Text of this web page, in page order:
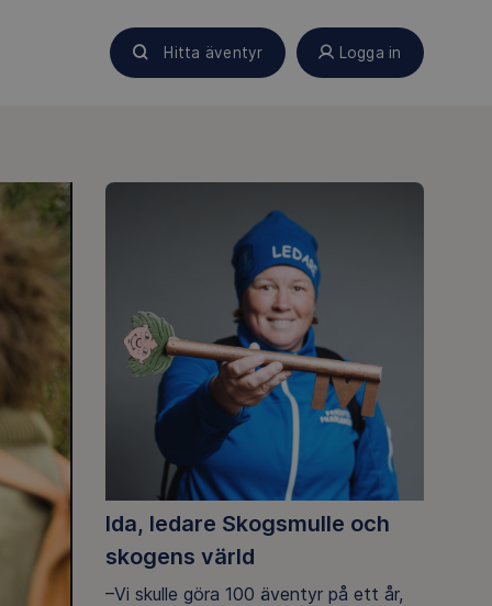
Hitta äventyr Logga in
Ida, ledare Skogsmulle och
skogens värld
–Vi skulle göra 100 äventyr på ett år,